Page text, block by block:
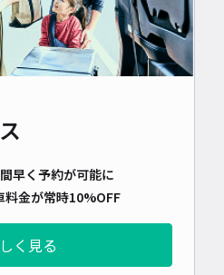
早く予約が可能に
料金が常時10%OFF
く見る